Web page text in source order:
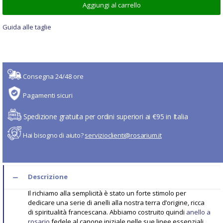
Aggiungi al carrello
Guida alle taglie
Consegna 24/48 ore
Pagamenti sicuri
Spedizione gratuita per ordini superiori ai €95 in Italia
Hai bisogno di aiuto?servizioclienti@rosarium.it
Descrizione
Il richiamo alla semplicità è stato un forte stimolo per
dedicare una serie di anelli alla nostra terra d’origine, ricca
di spiritualità francescana. Abbiamo costruito quindi anello a